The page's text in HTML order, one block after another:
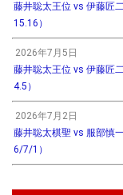
藤井聡太王位 vs 伊藤匠
15.16）
2026年7月5日
藤井聡太王位 vs 伊藤匠
4.5）
2026年7月2日
藤井聡太棋聖 vs 服部慎
6/7/1）